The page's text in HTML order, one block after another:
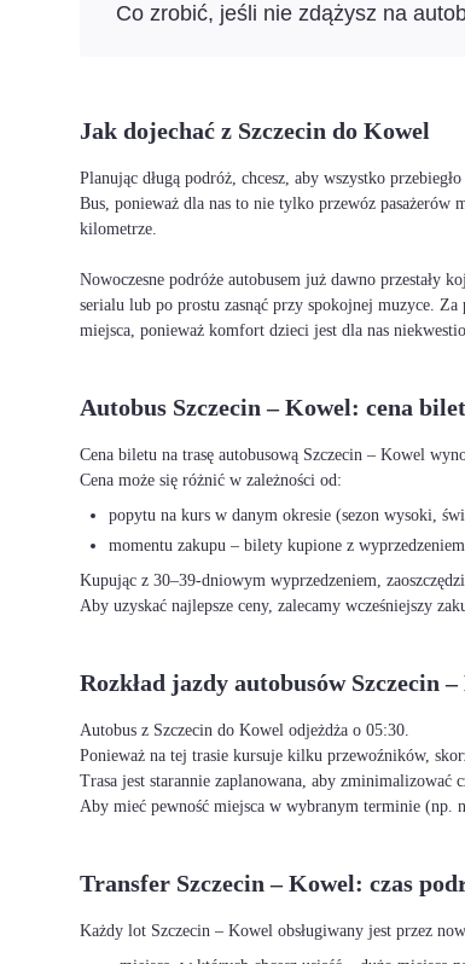
Co zrobić, jeśli nie zdążysz na
Jak dojechać z Szczecin do Kowel
Planując długą podróż, chcesz, aby wszystko
Bus, ponieważ dla nas to nie tylko przewóz
kilometrze.
Nowoczesne podróże autobusem już dawno przestały
serialu lub po prostu zasnąć przy spokojnej muzyce.
miejsca, ponieważ komfort dzieci jest dla nas
Autobus Szczecin – Kowel: cena
Cena biletu na trasę autobusową Szczecin – Kowel
Cena może się różnić w zależności od:
popytu na kurs w danym okresie (sezon wysoki,
momentu zakupu – bilety kupione z wyprzedzeniem
Kupując z 30–39-dniowym wyprzedzeniem,
Aby uzyskać najlepsze ceny, zalecamy wcześniejszy
Rozkład jazdy autobusów Szczecin
Autobus z Szczecin do Kowel odjeżdża o 05:30.
Ponieważ na tej trasie kursuje kilku przewoźników,
Trasa jest starannie zaplanowana, aby zminimalizować
Aby mieć pewność miejsca w wybranym terminie (np.
Transfer Szczecin – Kowel: czas
Każdy lot Szczecin – Kowel obsługiwany jest przez